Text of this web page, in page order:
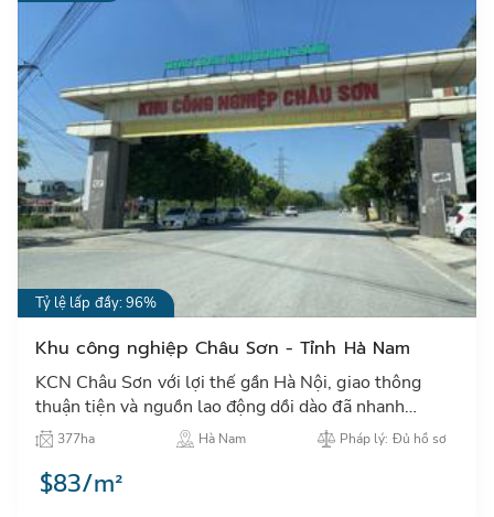
Tỷ lệ lấp đầy: 96%
Khu công nghiệp Châu Sơn - Tỉnh Hà Nam
KCN Châu Sơn với lợi thế gần Hà Nội, giao thông
thuận tiện và nguồn lao động dồi dào đã nhanh
chóng thu hút đầu tư, lấp đầy tỷ lệ cao với các dự án
Hàn Quốc, TQ…
377ha Hà Nam Pháp lý: Đủ hồ sơ
$83/m²